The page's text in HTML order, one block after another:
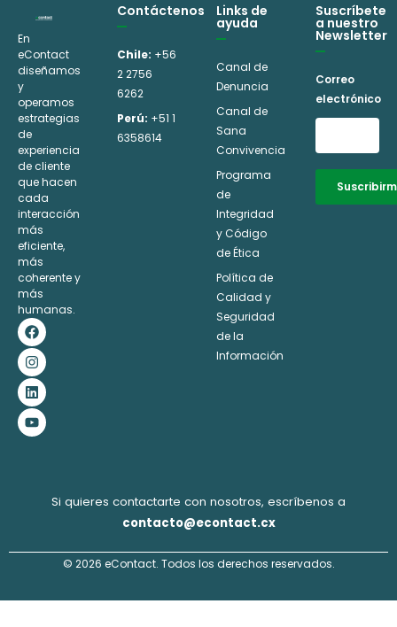
En
eContact
diseñamos
y
operamos
estrategias
de
experiencia
de cliente
que hacen
cada
interacción
más
eficiente,
más
coherente y
más
humanas.
F
a
c
e
b
o
o
k
I
n
s
t
a
g
r
a
m
L
i
n
k
e
d
i
n
Y
o
u
t
u
b
e
Contáctenos
Chile: +56
2 2756
6262
Perú: +51 1
6358614
Links de
ayuda
Canal de
Denuncia
Canal de
Sana
Convivencia
Programa
de
Integridad
y Código
de Ética
Política de
Calidad y
Seguridad
de la
Información
Suscríbete
a nuestro
Newsletter
Correo
electrónico
Si quieres contactarte con nosotros, escríbenos a
contacto@econtact.cx
© 2026 eContact. Todos los derechos reservados.